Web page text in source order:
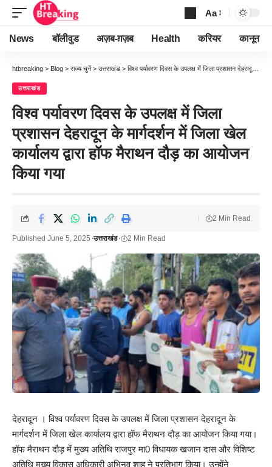
Font
Resizer
Aa
News बॉलीवुड अज़ब-ग़ज़ब Health करियर कानून
htbreaking > Blog > राज्य चुनें > उत्तराखंड > विश्व पर्यावरण दिवस के उपलक्ष में जिला प्रशासन देहरादून के मार्गदर्शन में जिला खेल कार्यालय द्वारा हॉफ मैराथन दौड़ का आयोजन किया गया
उत्तराखंड
विश्व पर्यावरण दिवस के उपलक्ष में जिला
प्रशासन देहरादून के मार्गदर्शन में जिला खेल
कार्यालय द्वारा हॉफ मैराथन दौड़ का आयोजन
किया गया
Published June 5, 2025 उत्तराखंड 2 Min Read
2 Min Read
देहरादून । विश्व पर्यावरण दिवस के उपलक्ष में जिला प्रशासन देहरादून के
मार्गदर्शन में जिला खेल कार्यालय द्वारा हॉफ मैराथन दौड़ का आयोजन किया गया।
हॉफ मैराथन दौड़ में मुख्य अतिथि राजपुर मा0 विधायक खजान दास और विशिष्ट
अतिथि मुख्य विकास अधिकारी अभिनव शाह ने प्रतिभाग किया। उन्होंने